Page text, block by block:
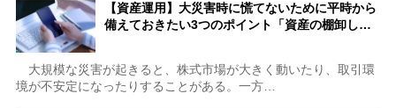
【資産運用】大災害時に慌てないために平時から
備えておきたい3つのポイント「資産の棚卸し…
大規模な災害が起きると、株式市場が大きく動いたり、取引環
境が不安定になったりすることがある。一方…